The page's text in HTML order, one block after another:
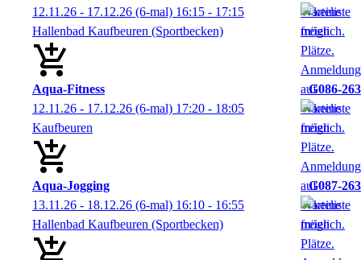
12.11.26 - 17.12.26 (6-mal) 16:15 - 17:15
Hallenbad Kaufbeuren (Sportbecken)
Aqua-Fitness
G086-263
12.11.26 - 17.12.26 (6-mal) 17:20 - 18:05
Kaufbeuren
Aqua-Jogging
G087-263
13.11.26 - 18.12.26 (6-mal) 16:10 - 16:55
Hallenbad Kaufbeuren (Sportbecken)